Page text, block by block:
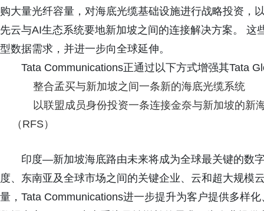
购大量光纤容量，对海底光缆基础设施进行战略投资，
先云与AI生态系统要地新加坡之间的连接解决方案。
型数据需求，并进一步向全球延伸。
Tata Communications正通过以下方式增强其Tata
整合孟买与新加坡之间一条新的海底光缆系统
以联盟成员身份投资一条连接金奈与新加坡的新
（RFS）
印度—新加坡海底路由未来将成为全球最关键的数
度、东南亚及全球市场之间的关键企业、云和超大规模
量，Tata Communications进一步提升为客户提供多样